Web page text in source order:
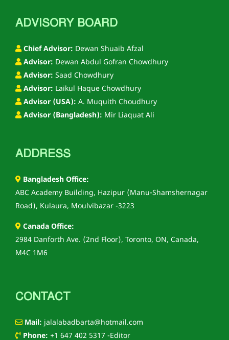
ADVISORY BOARD
Chief Advisor: Dewan Shuaib Afzal
Advisor: Dewan Abdul Gofran Chowdhury
Advisor: Saad Chowdhury
Advisor: Laikul Haque Chowdhury
Advisor (USA): A. Muquith Choudhury
Advisor (Bangladesh): Mir Liaquat Ali
ADDRESS
Bangladesh Office:
ABC Academy Building, Hazipur (Manu-Shamshernagar
Road), Kulaura, Moulvibazar -3223
Canada Office:
2984 Danforth Ave. (2nd Floor), Toronto, ON, Canada,
M4C 1M6
CONTACT
Mail: jalalabadbarta@hotmail.com
Phone: +1 647 402 5317 -Editor